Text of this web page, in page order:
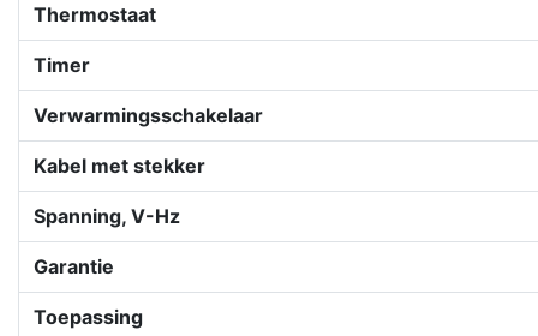
Thermostaat
Timer
Verwarmingsschakelaar
Kabel met stekker
Spanning, V-Hz
Garantie
Toepassing